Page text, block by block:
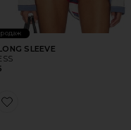
SLEEVE
Favorite КРОССОВКИ XA PRO 3D